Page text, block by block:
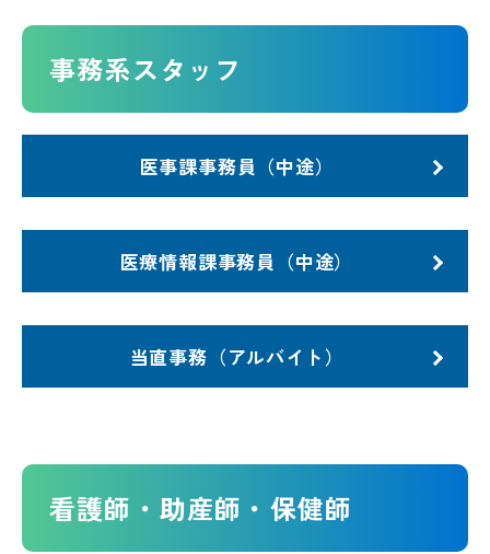
事務系スタッフ
医事課事務員（中途）
医療情報課事務員（中途）
当直事務（アルバイト）
看護師・助産師・保健師